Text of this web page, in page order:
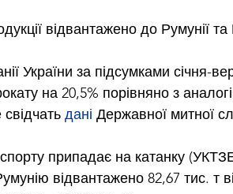
відвантажено до Румунії
України за підсумками січня-
на 20,5% порівняно з
дані Державної митної
припадає на катанку
відвантажено 82,67 тис. т